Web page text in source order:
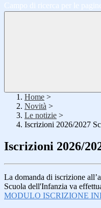
Campo di ricerca per le
Home >
Novità >
Le notizie >
Iscrizioni 2026/2027
Iscrizioni 2026/
La domanda di iscrizione
Scuola dell'Infanzia va
MODULO ISCRIZIONE